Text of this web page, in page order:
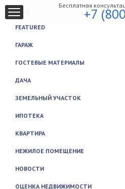
МЕНЮ
FEATURED
ГАРАЖ
ГОСТЕВЫЕ МАТЕРИАЛЫ
ДАЧА
ЗЕМЕЛЬНЫЙ УЧАСТОК
ИПОТЕКА
КВАРТИРА
НЕЖИЛОЕ ПОМЕЩЕНИЕ
НОВОСТИ
ОЦЕНКА НЕДВИЖИМОСТИ
Бесплатная
+7